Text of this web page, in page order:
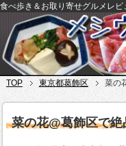
食べ歩き＆お取り寄せグルメレビ
TOP 東京都葛飾区 菜の
菜の花@葛飾区で